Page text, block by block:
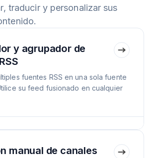
traducir y personalizar sus
y agrupador de
fuentes RSS en una sola fuente
su feed fusionado en cualquier
manual de canales